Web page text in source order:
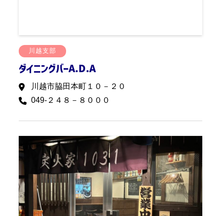
川越支部
ダイニングバーA.D.A
川越市脇田本町１０－２０
049-２４８－８０００